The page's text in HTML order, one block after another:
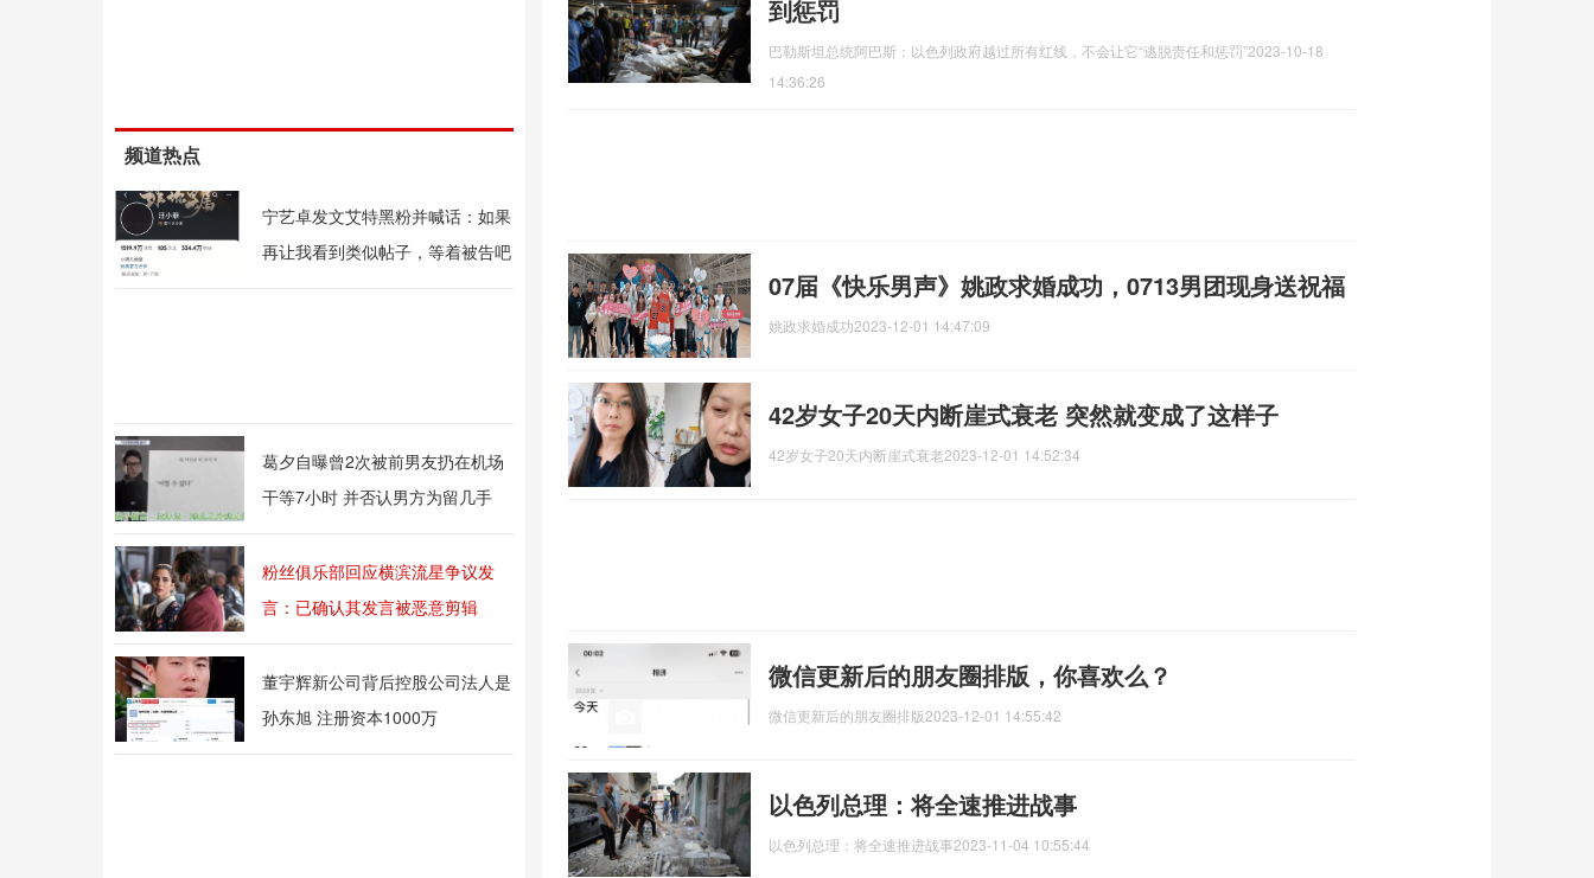
频道热点
宁艺卓发文艾特黑粉并喊话：如果
再让我看到类似帖子，等着被告吧
葛夕自曝曾2次被前男友扔在机场
干等7小时 并否认男方为留几手
粉丝俱乐部回应横滨流星争议发
言：已确认其发言被恶意剪辑
董宇辉新公司背后控股公司法人是
孙东旭 注册资本1000万
到惩罚
​巴勒斯坦总统阿巴斯：以色列政府越过所有红线，不会让它“逃脱责任和惩罚”2023-10-18
14:36:26
07届《快乐男声》姚政求婚成功，0713男团现身送祝福
姚政求婚成功2023-12-01 14:47:09
42岁女子20天内断崖式衰老 突然就变成了这样子
42岁女子20天内断崖式衰老2023-12-01 14:52:34
微信更新后的朋友圈排版，你喜欢么？
微信更新后的朋友圈排版2023-12-01 14:55:42
以色列总理：将全速推进战事
以色列总理：将全速推进战事2023-11-04 10:55:44